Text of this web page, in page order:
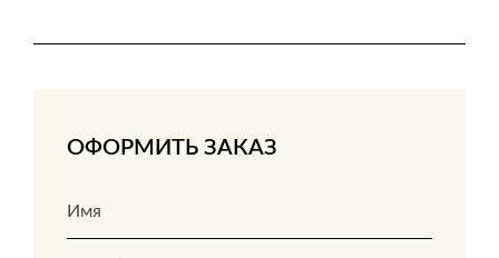
ОФОРМИТЬ ЗАКАЗ